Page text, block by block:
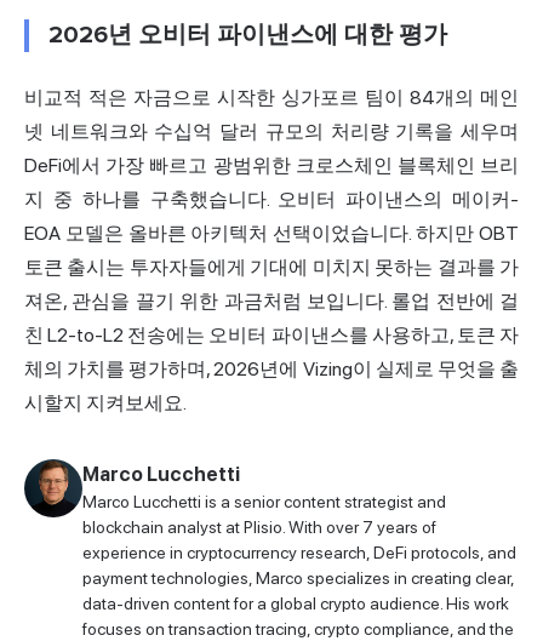
2026년 오비터 파이낸스에 대한 평가
비교적 적은 자금으로 시작한 싱가포르 팀이 84개의 메인
넷 네트워크와 수십억 달러 규모의 처리량 기록을 세우며
DeFi에서 가장 빠르고 광범위한 크로스체인 블록체인 브리
지 중 하나를 구축했습니다. 오비터 파이낸스의 메이커-
EOA 모델은 올바른 아키텍처 선택이었습니다. 하지만 OBT
토큰 출시는 투자자들에게 기대에 미치지 못하는 결과를 가
져온, 관심을 끌기 위한 과금처럼 보입니다. 롤업 전반에 걸
친 L2-to-L2 전송에는 오비터 파이낸스를 사용하고, 토큰 자
체의 가치를 평가하며, 2026년에 Vizing이 실제로 무엇을 출
시할지 지켜보세요.
Marco Lucchetti
Marco Lucchetti is a senior content strategist and
blockchain analyst at Plisio. With over 7 years of
experience in cryptocurrency research, DeFi protocols, and
payment technologies, Marco specializes in creating clear,
data-driven content for a global crypto audience. His work
focuses on transaction tracing, crypto compliance, and the